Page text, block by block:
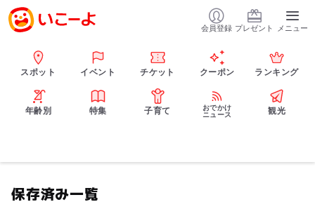
会員登録 プレゼント メニュー
スポット イベント チケット クーポン ランキング
年齢別 特集 子育て
おでかけ
ニュース
観光
保存済み一覧